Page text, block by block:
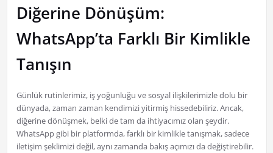
Diğerine Dönüşüm:
WhatsApp’ta Farklı Bir Kimlikle
Tanışın
Günlük rutinlerimiz, iş yoğunluğu ve sosyal ilişkilerimizle dolu bir
dünyada, zaman zaman kendimizi yitirmiş hissedebiliriz. Ancak,
diğerine dönüşmek, belki de tam da ihtiyacımız olan şeydir.
WhatsApp gibi bir platformda, farklı bir kimlikle tanışmak, sadece
iletişim şeklimizi değil, aynı zamanda bakış açımızı da değiştirebilir.